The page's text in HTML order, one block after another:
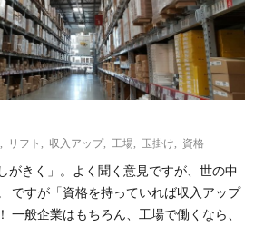
ポ
リ
ー
リフト 収入アップ, 工場 玉掛け 資格
がきく」。よく聞く意見ですが、世の中
ですが「資格を持っていれば収入アップ
一般企業はもちろん、工場で働くなら、